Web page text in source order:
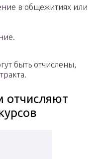
в общежитиях или
быть отчислены,
отчисляют